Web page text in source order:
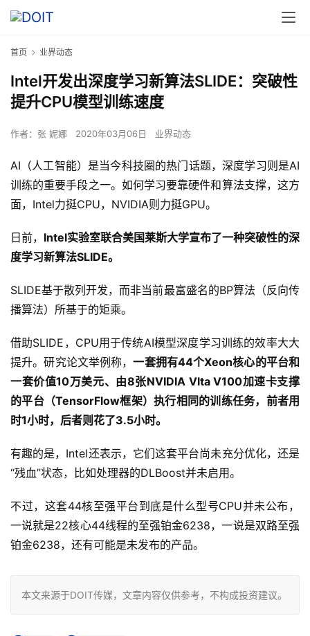
首页 业界动态
Intel开发出深度学习新算法SLIDE：突破性
提升CPU模型训练速度
作者： 张 妮娜 2020年03月06日 业界动态
AI（人工智能）是当今科技圈的热门话题，深度学习则是AI
训练的重要手段之一。如何学习要靠硬件和算法支撑，这方
面，Intel力挺CPU，NVIDIA则力挺GPU。
日前， Intel实验室联合美国莱斯大学宣布了一种突破性的深
度学习新算法SLIDE。
SLIDE基于散列开发，而非当前最富盛名的BP算法（反向传
播算法）所基于的矩乘。
借助SLIDE，CPU用于传统AI模型深度学习训练的效率大大
提升。研究论文举例称，一套拥有44个Xeon核心的平台和
一套价值10万美元、由8张NVIDIA Vlta V100加速卡支撑
的平台（TensorFlow框架）执行相同的训练任务，前者用
时1小时，后者则花了3.5小时。
有趣的是，Intel还表示，它们这套平台尚未充分优化，还是
“残血”状态，比如处理器的DLBoost并未启用。
不过，这套44核至强平台到底是什么型号CPU并未公布，
一说就是22核心44线程的至强铂金6238，一说是双路至强
铂金6238，还有可能是未发布的产品。
本文来源于DOIT传媒，文章内容仅供参考，不构成投资建议。